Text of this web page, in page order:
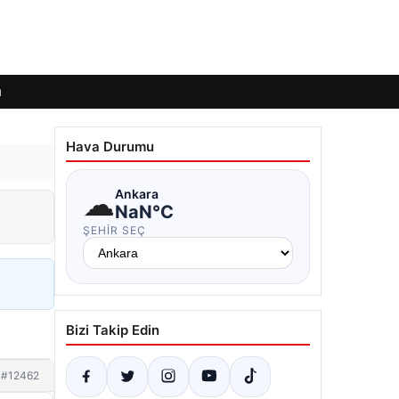
#12462
Hava Durumu
☁Ankara
NaN°C
ŞEHIR SEÇ
Bizi Takip Edin